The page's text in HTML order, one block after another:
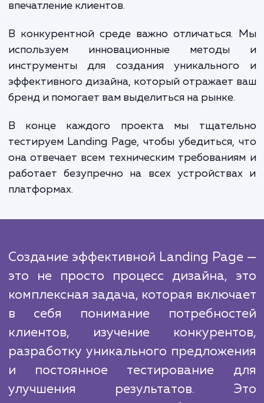
системах.
Мы создаем четкие,
актуальные сообщения для вашей
используя принципы психологии
убеждения. Мы работаем над тем,
клиентов, используя
изображения, видео, отзывы клиентов и
задаваемые вопросы, чтобы
возможные возражения и
впечатление клиентов.
инструменты для создания
эффективного дизайна, который отражает
бренд и помогает вам выделиться на рынке.
В конце каждого проекта мы
тестируем Landing Page, чтобы убедиться,
она отвечает всем техническим
работает безупречно на всех